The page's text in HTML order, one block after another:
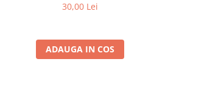
30,00 Lei
ADAUGA IN COS